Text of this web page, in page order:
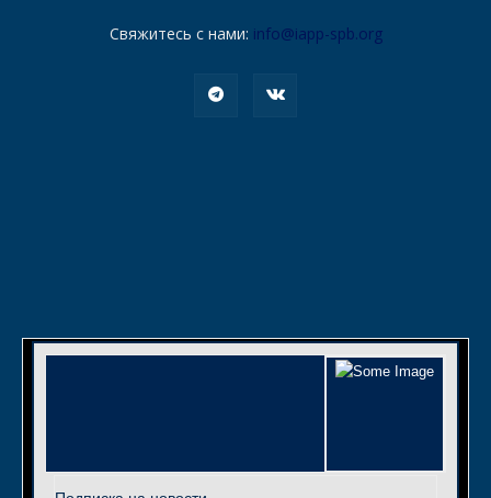
Свяжитесь с нами: info@iapp-spb.org